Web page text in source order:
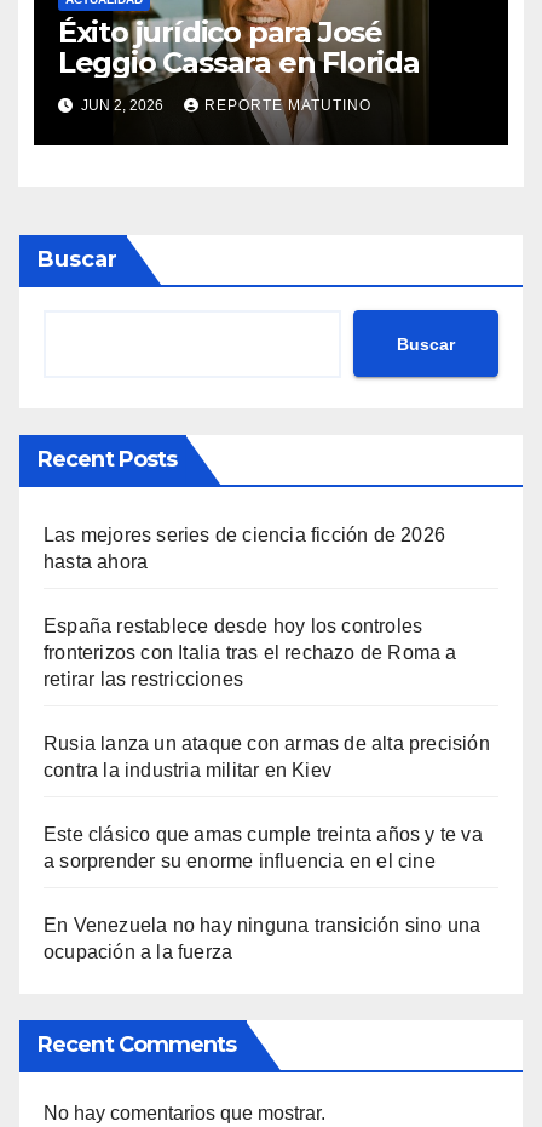
Éxito jurídico para José
Leggio Cassara en Florida
JUN 2, 2026 REPORTE MATUTINO
Buscar
Buscar
Recent Posts
Las mejores series de ciencia ficción de 2026
hasta ahora
España restablece desde hoy los controles
fronterizos con Italia tras el rechazo de Roma a
retirar las restricciones
Rusia lanza un ataque con armas de alta precisión
contra la industria militar en Kiev
Este clásico que amas cumple treinta años y te va
a sorprender su enorme influencia en el cine
En Venezuela no hay ninguna transición sino una
ocupación a la fuerza
Recent Comments
No hay comentarios que mostrar.